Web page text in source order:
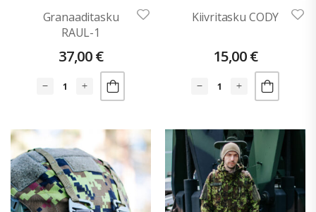
Granaaditasku
RAUL-1
37,00€
Kiivritasku CODY
15,00€